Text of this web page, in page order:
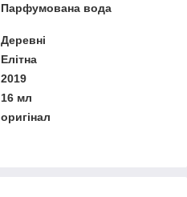
Парфумована вода
Деревні
Елітна
2019
16 мл
оригінал